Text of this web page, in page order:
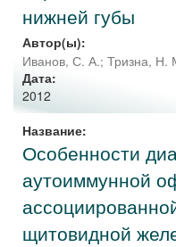
нижней губы
Автор(ы):
Иванов, С. А.; Тризна, Н.
Дата:
2012
Название:
Особенности
аутоиммунной
щитовидной